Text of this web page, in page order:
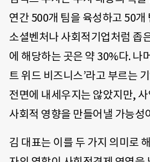
연간 500개 팀을 육성하고 50개
소셜벤처나 사회적기업처럼 좁
에 해당하는 곳은 약 30%다. 나
트 위드 비즈니스’라고 부르는
전면에 내세우지는 않았지만,
사회적 영향을 만들어낼 가능성
김 대표는 이를 두 가지 의미로